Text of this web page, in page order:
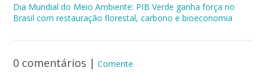
Dia Mundial do Meio Ambiente: PIB Verde ganha força no
Brasil com restauração florestal, carbono e bioeconomia
0 comentários | Comente